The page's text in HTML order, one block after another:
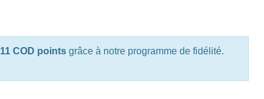
11 COD pointsgrâce à notre programme de fidélité.